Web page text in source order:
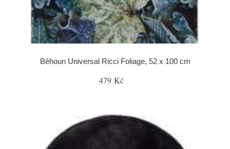
Běhoun Universal Ricci Foliage, 52 x 100 cm
479 Kč